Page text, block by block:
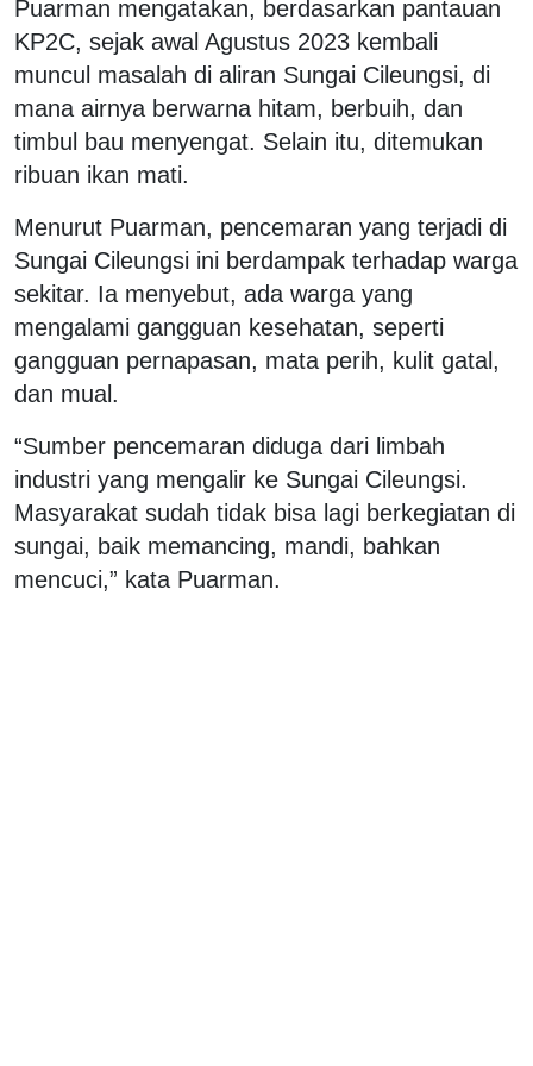
Puarman mengatakan, berdasarkan pantauan
KP2C, sejak awal Agustus 2023 kembali
muncul masalah di aliran Sungai Cileungsi, di
mana airnya berwarna hitam, berbuih, dan
timbul bau menyengat. Selain itu, ditemukan
ribuan ikan mati.
Menurut Puarman, pencemaran yang terjadi di
Sungai Cileungsi ini berdampak terhadap warga
sekitar. Ia menyebut, ada warga yang
mengalami gangguan kesehatan, seperti
gangguan pernapasan, mata perih, kulit gatal,
dan mual.
“Sumber pencemaran diduga dari limbah
industri yang mengalir ke Sungai Cileungsi.
Masyarakat sudah tidak bisa lagi berkegiatan di
sungai, baik memancing, mandi, bahkan
mencuci,” kata Puarman.